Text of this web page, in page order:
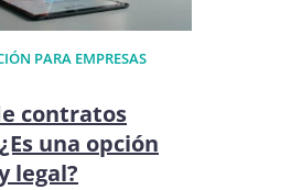
PARA EMPRESAS
contratos
una opción
legal?